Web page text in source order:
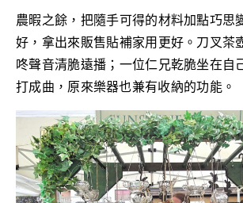
農暇之餘，把隨手可得的材料加點巧思
好，拿出來販售貼補家用更好。刀叉茶
咚聲音清脆遠播；一位仁兄乾脆坐在自
打成曲，原來樂器也兼有收納的功能。